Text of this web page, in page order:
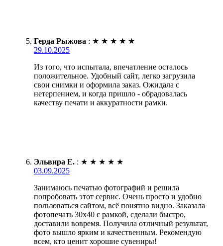
Герда Рыжова : ★ ★ ★ ★ ★
29.10.2025
Из того, что испытала, впечатление осталось
положительное. Удобный сайт, легко загрузила
свои снимки и оформила заказ. Ожидала с
нетерпением, и когда пришло - обрадовалась
качеству печати и аккуратности рамки.
Эльвира Е. : ★ ★ ★ ★ ★
03.09.2025
Занимаюсь печатью фотографий и решила
попробовать этот сервис. Очень просто и удобно
пользоваться сайтом, всё понятно видно. Заказала
фотопечать 30х40 с рамкой, сделали быстро,
доставили вовремя. Получила отличный результат,
фото вышло ярким и качественным. Рекомендую
всем, кто ценит хорошие сувениры!